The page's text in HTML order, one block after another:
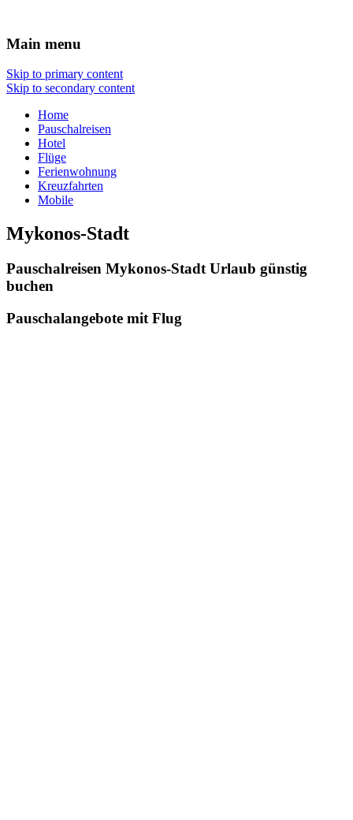
Reisen Hotel Flug
Main menu
Skip to primary content
Skip to secondary content
Home
Pauschalreisen
Hotel
Flüge
Ferienwohnung
Kreuzfahrten
Mobile
Mykonos-Stadt
Pauschalreisen Mykonos-Stadt Urlaub günstig
buchen
Pauschalangebote mit Flug